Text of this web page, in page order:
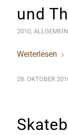
und
2010, ALLGEMEIN
Weiterlesen
28. OKTOBER